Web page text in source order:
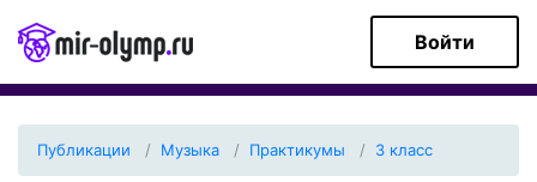
Войти
Публикации Музыка Практикумы 3 класс